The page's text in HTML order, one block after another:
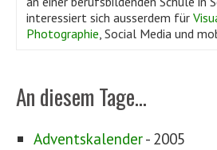
interessiert sich ausserdem für
Photographie , Social Media und
An diesem Tage...
Adventskalender- 2005